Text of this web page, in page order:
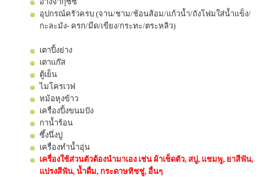
อุปกรณ์ครัวครบ (จาน/ชาม/ช้อนส้อม/แก้วน้ำ/ถังโฟมใส่น้ำแข็ง/
กะละมัง- ครก/มีด/เขียง/กระทะ/ตระหลิว)
เตาปิ้งย่าง
เตาแก๊ส
ตู้เย็น
ไมโครเวฟ
หม้อหุงข้าว
เครื่องปิ้งขนมปัง
กาน้ำร้อน
ซึ้งนึ่งปู
เครื่องทำน้ำอุ่น
เครื่องใช้ส่วนตัวต้องนำมาเอง เช่น ผ้าเช็ดตัว, สบู่, แชมพู, ยาสีฟัน,
แปรงสีฟัน, น้ำดื่ม, กระดาษทิชชู่, อื่นๆ